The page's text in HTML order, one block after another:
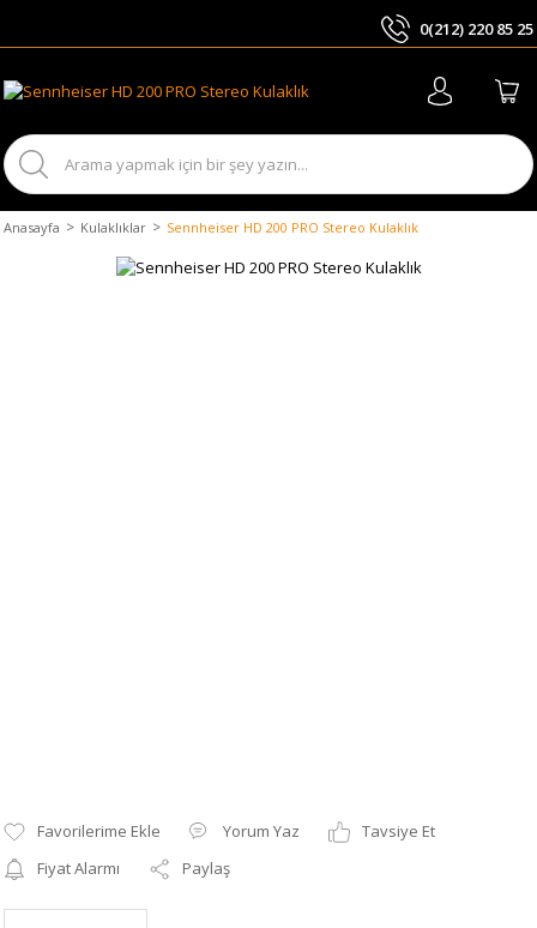
0(212) 220 85 25
Anasayfa Kulaklıklar Sennheiser HD 200 PRO Stereo Kulaklık
Yorum Yaz
Tavsiye Et
Fiyat Alarmı
Paylaş